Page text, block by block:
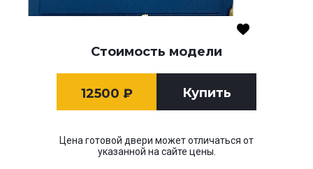
Стоимость модели
12500 ₽ Купить
Цена готовой двери может отличаться от
указанной на сайте цены.